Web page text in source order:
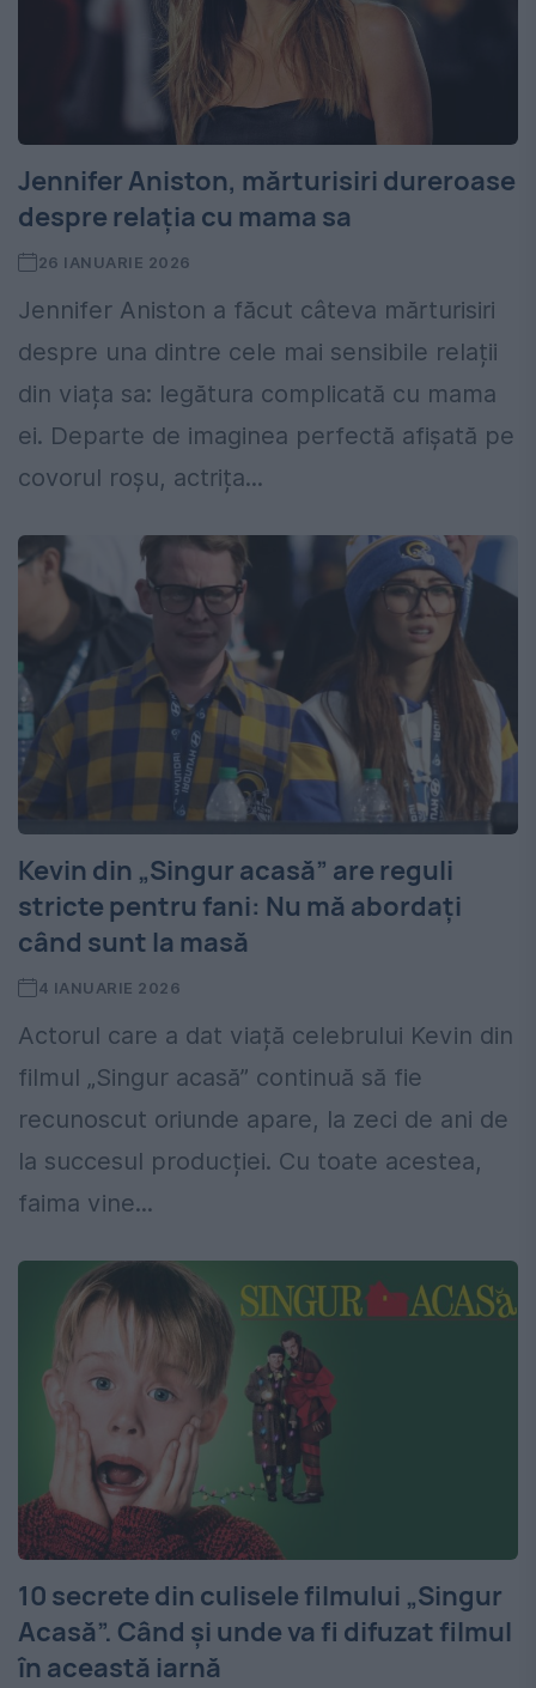
Jennifer Aniston, mărturisiri dureroase
despre relația cu mama sa
26 IANUARIE 2026
Jennifer Aniston a făcut câteva mărturisiri
despre una dintre cele mai sensibile relații
din viața sa: legătura complicată cu mama
ei. Departe de imaginea perfectă afișată pe
covorul roșu, actrița...
Kevin din „Singur acasă” are reguli
stricte pentru fani: Nu mă abordați
când sunt la masă
4 IANUARIE 2026
Actorul care a dat viață celebrului Kevin din
filmul „Singur acasă” continuă să fie
recunoscut oriunde apare, la zeci de ani de
la succesul producției. Cu toate acestea,
faima vine...
10 secrete din culisele filmului „Singur
Acasă”. Când și unde va fi difuzat filmul
în această iarnă